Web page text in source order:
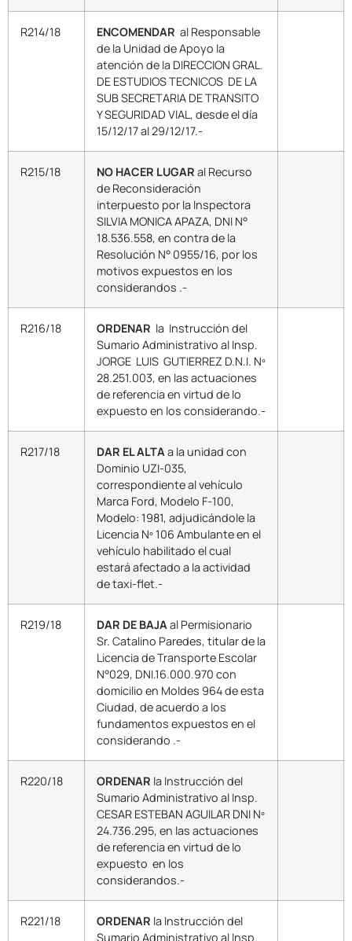
R214/18 ENCOMENDAR al Responsable
de la Unidad de Apoyo la
atención de la DIRECCION GRAL.
DE ESTUDIOS TECNICOS DE LA
SUB SECRETARIA DE TRANSITO
Y SEGURIDAD VIAL, desde el día
15/12/17 al 29/12/17.-
R215/18 NO HACER LUGAR al Recurso
de Reconsideración
interpuesto por la Inspectora
SILVIA MONICA APAZA, DNI N°
18.536.558, en contra de la
Resolución N° 0955/16, por los
motivos expuestos en los
considerandos .-
R216/18 ORDENAR la Instrucción del
Sumario Administrativo al Insp.
JORGE LUIS GUTIERREZ D.N.I. Nº
28.251.003, en las actuaciones
de referencia en virtud de lo
expuesto en los considerando.-
R217/18 DAR EL ALTAa la unidad con
Dominio UZI-035,
correspondiente al vehículo
Marca Ford, Modelo F-100,
Modelo: 1981, adjudicándole la
Licencia Nº 106 Ambulante en el
vehículo habilitado el cual
estará afectado a la actividad
de taxi-flet.-
R219/18 DAR DE BAJAal Permisionario
Sr. Catalino Paredes, titular de la
Licencia de Transporte Escolar
N°029, DNI.16.000.970 con
domicilio en Moldes 964 de esta
Ciudad, de acuerdo a los
fundamentos expuestos en el
considerando .-
R220/18 ORDENAR la Instrucción del
Sumario Administrativo al Insp.
CESAR ESTEBAN AGUILAR DNI Nº
24.736.295, en las actuaciones
de referencia en virtud de lo
expuesto en los
considerandos.-
R221/18 ORDENAR la Instrucción del
Sumario Administrativo al Insp.